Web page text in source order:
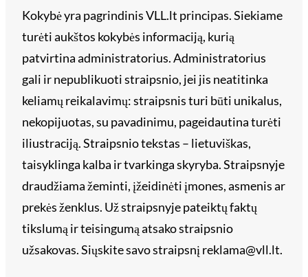
Kokybė yra pagrindinis VLL.lt principas. Siekiame
turėti aukštos kokybės informaciją, kurią
patvirtina administratorius. Administratorius
gali ir nepublikuoti straipsnio, jei jis neatitinka
keliamų reikalavimų: straipsnis turi būti unikalus,
nekopijuotas, su pavadinimu, pageidautina turėti
iliustraciją. Straipsnio tekstas – lietuviškas,
taisyklinga kalba ir tvarkinga skyryba. Straipsnyje
draudžiama žeminti, įžeidinėti įmones, asmenis ar
prekės ženklus. Už straipsnyje pateiktų faktų
tikslumą ir teisingumą atsako straipsnio
užsakovas. Siųskite savo straipsnį reklama@vll.lt.